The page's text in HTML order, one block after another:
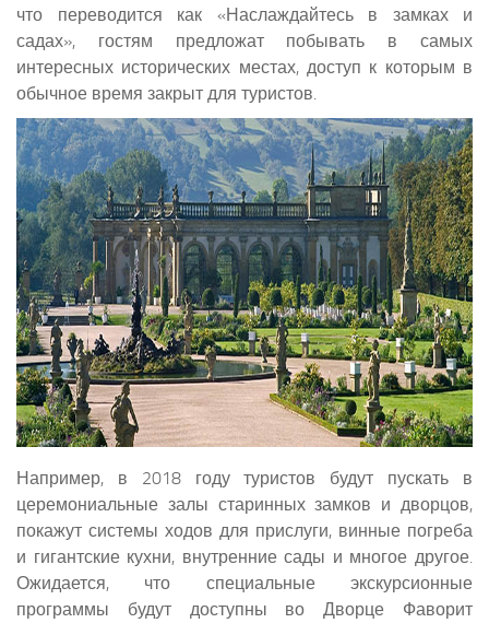
что переводится как «Наслаждайтесь в замках и
садах», гостям предложат побывать в самых
интересных исторических местах, доступ к которым в
обычное время закрыт для туристов.
Например, в 2018 году туристов будут пускать в
церемониальные залы старинных замков и дворцов,
покажут системы ходов для прислуги, винные погреба
и гигантские кухни, внутренние сады и многое другое.
Ожидается, что специальные экскурсионные
программы будут доступны во Дворце Фаворит